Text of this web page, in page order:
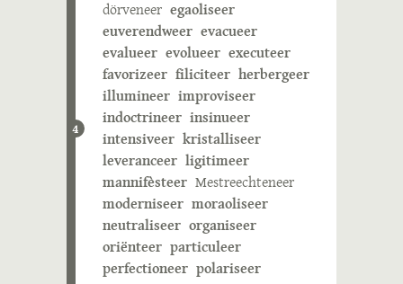
4
dörveneer egaoliseer
euverendweer evacueer
evalueer evolueer executeer
favorizeer filiciteer herbergeer
illumineer improviseer
indoctrineer insinueer
intensiveer kristalliseer
leveranceer ligitimeer
mannifèsteer Mestreechteneer
moderniseer moraoliseer
neutraliseer organiseer
oriënteer particuleer
perfectioneer polariseer